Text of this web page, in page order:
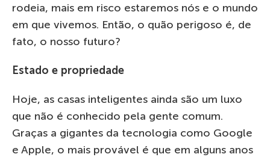
rodeia, mais em risco estaremos nós e o mundo
em que vivemos. Então, o quão perigoso é, de
fato, o nosso futuro?
Estado e propriedade
Hoje, as casas inteligentes ainda são um luxo
que não é conhecido pela gente comum.
Graças a gigantes da tecnologia como Google
e Apple, o mais provável é que em alguns anos